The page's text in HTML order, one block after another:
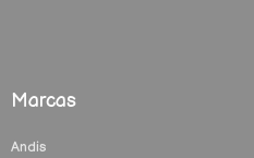
Marcas
Andis